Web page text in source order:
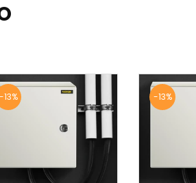
-13% -13%
OTROS DE RESTAURANT
OTROS SISTEMAS
PORTA POWERS
PUERTAS Y VENTANAS